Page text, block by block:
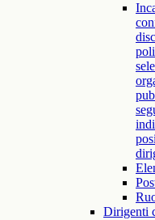
Dirigenti